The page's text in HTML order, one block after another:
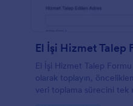
El İşi Hizmet Talep
El İşi Hizmet Talep
olarak toplayın,
veri toplama sürecini tek